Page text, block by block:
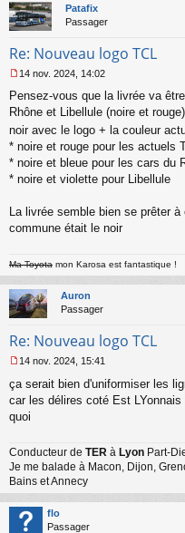
Patafix
Passager
Re: Nouveau logo TCL
e
s
s
a
g
e
n
l
u
14 nov. 2024, 14:02
Pensez-vous que la livrée va
Rhône et Libellule (noire et
noir avec le logo + la couleur
* noire et rouge pour les actuels
* noire et bleue pour les cars du
* noire et violette pour Libellule
La livrée semble bien se prêter
commune était le noir
Ma Toyota mon Karosa est fantastique !
Auron
Passager
Re: Nouveau logo TCL
e
s
e
n
o
n
l
u
14 nov. 2024, 15:41
ça serait bien d'uniformiser les
car les délires coté Est
quoi
Conducteur de TER à Lyon Part-
Je me balade à Macon, Dijon,
Bains et Annecy
flo
Passager